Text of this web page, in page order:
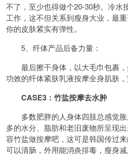
不了，至少也得做个20-30秒。冷水
工作，这不但关系到瘦身大业，最
你的皮肤紧实有弹性。
5、纤体产品后备力量：
最后擦干身体，以大毛巾包裹，
功效的纤体紧肤乳液按摩全身肌肤，
CASE3：竹盐按摩去水肿
多数肥胖的人身体四肢总感觉胀
多的水分、脂肪和老旧废物所呈现
容竹盐做按摩吧，这可是韩国传过
可以清肠，外用能消炎排毒 ，瘦身